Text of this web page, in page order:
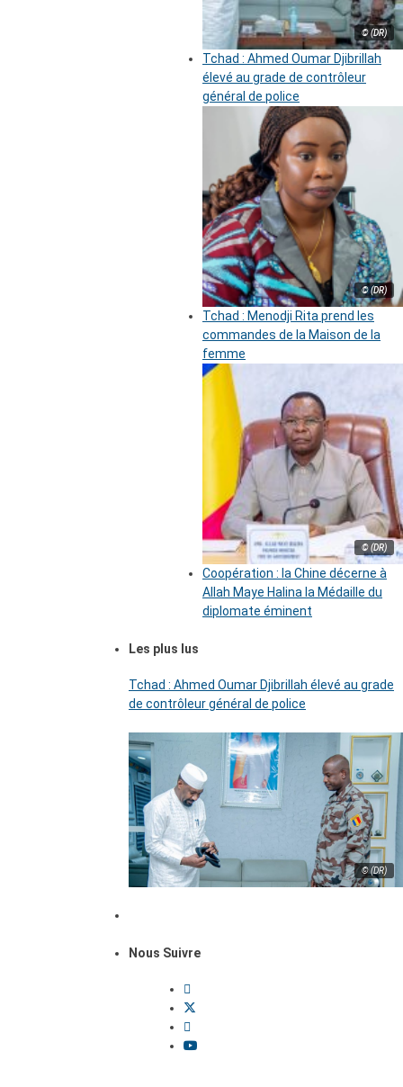
© (DR)
Tchad : Ahmed Oumar Djibrillah
élevé au grade de contrôleur
général de police
© (DR)
Tchad : Menodji Rita prend les
commandes de la Maison de la
femme
© (DR)
Coopération : la Chine décerne à
Allah Maye Halina la Médaille du
diplomate éminent
Les plus lus
Tchad : Ahmed Oumar Djibrillah élevé au grade
de contrôleur général de police
© (DR)
Nous Suivre